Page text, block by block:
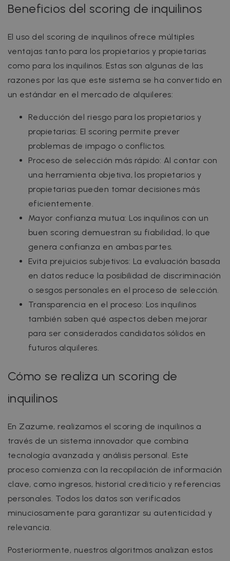
Beneficios del scoring de inquilinos
El uso del scoring de inquilinos ofrece múltiples
ventajas tanto para los propietarios y propietarias
como para los inquilinos. Estas son algunas de las
razones por las que este sistema se ha convertido en
un estándar en el mercado de alquileres:
Reducción del riesgo para los propietarios y
propietarias: El scoring permite prever
problemas de impago o conflictos.
Proceso de selección más rápido: Al contar con
una herramienta objetiva, los propietarios y
propietarias pueden tomar decisiones más
eficientemente.
Mayor confianza mutua: Los inquilinos con un
buen scoring demuestran su fiabilidad, lo que
genera confianza en ambas partes.
Evita prejuicios subjetivos: La evaluación basada
en datos reduce la posibilidad de discriminación
o sesgos personales en el proceso de selección.
Transparencia en el proceso: Los inquilinos
también saben qué aspectos deben mejorar
para ser considerados candidatos sólidos en
futuros alquileres.
Cómo se realiza un scoring de
inquilinos
En Zazume, realizamos el scoring de inquilinos a
través de un sistema innovador que combina
tecnología avanzada y análisis personal. Este
proceso comienza con la recopilación de información
clave, como ingresos, historial crediticio y referencias
personales. Todos los datos son verificados
minuciosamente para garantizar su autenticidad y
relevancia.
Posteriormente, nuestros algoritmos analizan estos